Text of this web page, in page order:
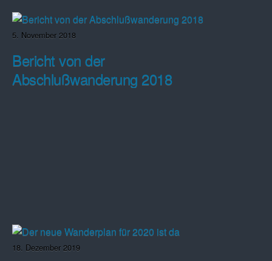
5. November 2018
Bericht von der
Abschlußwanderung 2018
18. Dezember 2019